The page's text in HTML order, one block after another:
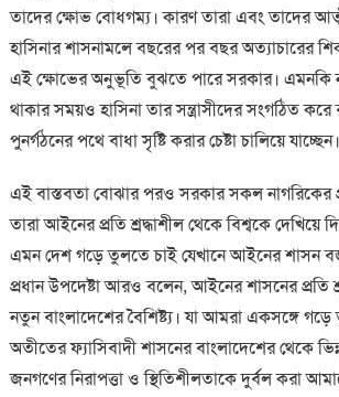
তাদের ক্ষোভ বোধগম্য। কারণ তারা এবং তাদের
হাসিনার শাসনামলে বছরের পর বছর অত্যাচারের
এই ক্ষোভের অনুভূতি বুঝতে পারে সরকার। এমনকি
থাকার সময়ও হাসিনা তার সন্ত্রাসীদের সংগঠিত করে
পুনর্গঠনের পথে বাধা সৃষ্টি করার চেষ্টা চালিয়ে যাচ্ছেন।
এই বাস্তবতা বোঝার পরও সরকার সকল নাগরিকের
তারা আইনের প্রতি শ্রদ্ধাশীল থেকে বিশ্বকে
এমন দেশ গড়ে তুলতে চাই যেখানে আইনের শাসন
প্রধান উপদেষ্টা আরও বলেন, আইনের শাসনের প্রতি
নতুন বাংলাদেশের বৈশিষ্ট্য। যা আমরা একসঙ্গে
অতীতের ফ্যাসিবাদী শাসনের বাংলাদেশের থেকে
জনগণের নিরাপত্তা ও স্থিতিশীলতাকে দুর্বল করা